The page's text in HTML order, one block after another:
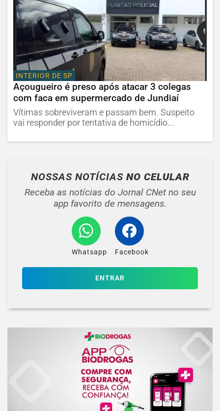
INTERIOR DE SP
Açougueiro é preso após atacar 3 colegas
com faca em supermercado de Jundiaí
Vítimas sobreviveram e passam bem. Suspeito
vai responder por tentativa de homicídio...
NOSSAS NOTÍCIAS NO CELULAR
Receba as notícias do Jornal CNet no seu
app favorito de mensagens.
Whatsapp Facebook
ENTRAR